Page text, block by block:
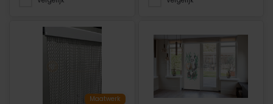
Maatwerk